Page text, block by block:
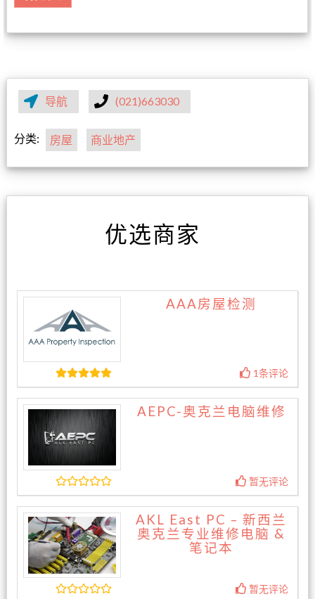
导航 (021)663030
分类: 房屋 商业地产
优选商家
AAA房屋检测
1条评论
AEPC-奥克兰电脑维修
暂无评论
AKL East PC – 新西兰
奥克兰专业维修电脑 &
笔记本
暂无评论